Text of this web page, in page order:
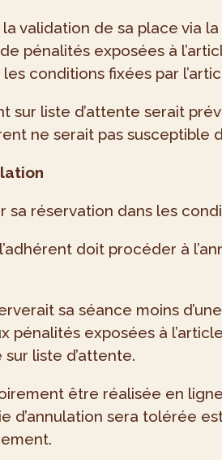
validation de sa place via
pénalités exposées à
conditions fixées par
sur liste d’attente serait
ne serait pas susceptible
sa réservation dans les
doit procéder à
sa séance moins
pénalités exposées à
liste d’attente.
être réalisée en
d’annulation sera tolérée